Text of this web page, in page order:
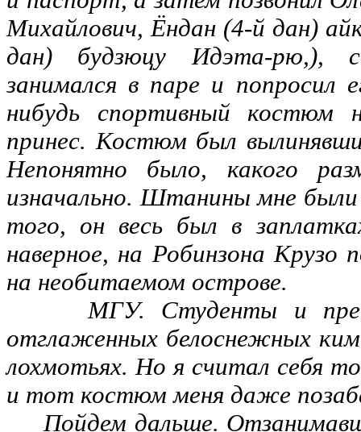
Михайлович, Ёндан (4-й дан)
дан) будзюцу Идэта-рю,),
занимался в паре и попросил
нибудь спортивный костюм
принес. Костюм был
Непонятно было, какого
изначально. Штанины мне
того, он весь был в
наверное, на Робинзона Крузо
на необитаемом острове.
МГУ. Студенты и
отглаженных белоснежных
лохмотьях. Но я считал себя
и тот костюм меня даже
Пойдем дальше.